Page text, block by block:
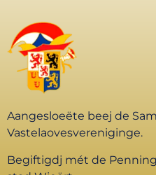
Aangesloeëte beej de
Vastelaovesvereniginge.
Begiftigdj mét de